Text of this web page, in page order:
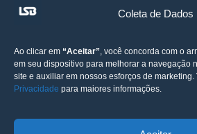
Coleta de Dados
Ao clicar em “Aceitar” , você concorda com o
em seu dispositivo para melhorar a navegação
site e auxiliar em nossos esforços de marketing.
Privacidade para maiores informações.